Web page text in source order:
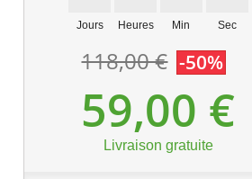
Jours Heures Min Sec
118,00 € -50%
59,00 €
Livraison gratuite